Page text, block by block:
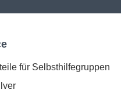
für Selbsthilfegruppen